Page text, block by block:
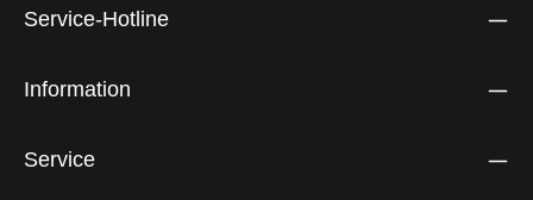
Service-Hotline
Information
Service